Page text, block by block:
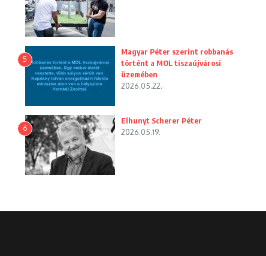
5
Magyar Péter szerint robbanás
történt a MOL tiszaújvárosi
üzemében
2026.05.22.
6
Elhunyt Scherer Péter
2026.05.19.